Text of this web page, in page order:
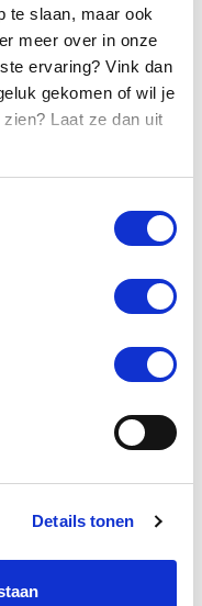
te slaan, maar ook
meer over in onze
ervaring? Vink dan
gekomen of wil je
Laat ze dan uit
Details tonen
minimaal één
een
is nieuw in
en dwingt
het juiste
hogere tarieven
tarieven van
het derde
om een
de loongolf bij